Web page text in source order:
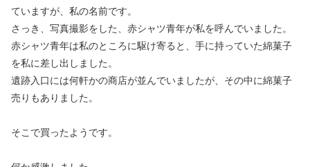
ていますが、私の名前です。
さっき、写真撮影をした、赤シャツ青年が私を呼んでいました。
赤シャツ青年は私のところに駆け寄ると、手に持っていた綿菓子
を私に差し出しました。
遺跡入口には何軒かの商店が並んでいましたが、その中に綿菓子
売りもありました。
そこで買ったようです。